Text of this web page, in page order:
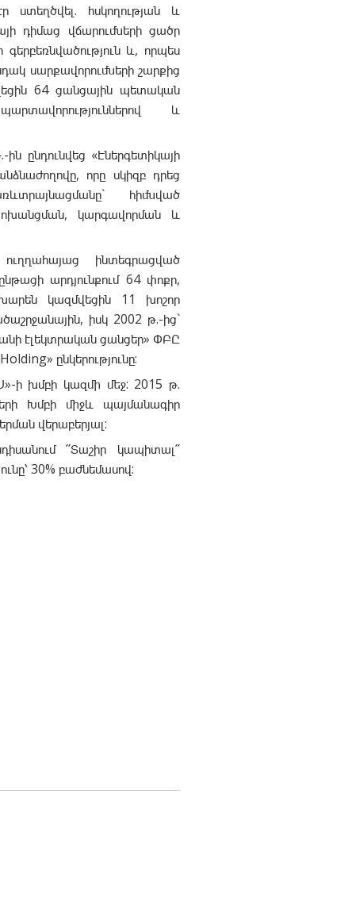
ստեղծվել. հսկողության և
դիմաց վճարումների ցածր
և, որպես
սարքավորումների շարքից
64 ցանցային պետական
և
ընդունվեց «Էներգետիկայի
որը սկիզբ դրեց
հիմնված
կարգավորման և
ինտեգրացված
արդյունքում 64 փոքր,
կազմվեցին 11 խոշոր
իսկ 2002 թ.-ից`
էլեկտրական ցանցեր» ՓԲԸ
ընկերությունը:
ի խմբի կազմի մեջ: 2015 թ.
Խմբի միջև պայմանագիր
վերաբերյալ:
՛՛Տաշիր կապիտալ՛՛
30% բաժնեմասով: